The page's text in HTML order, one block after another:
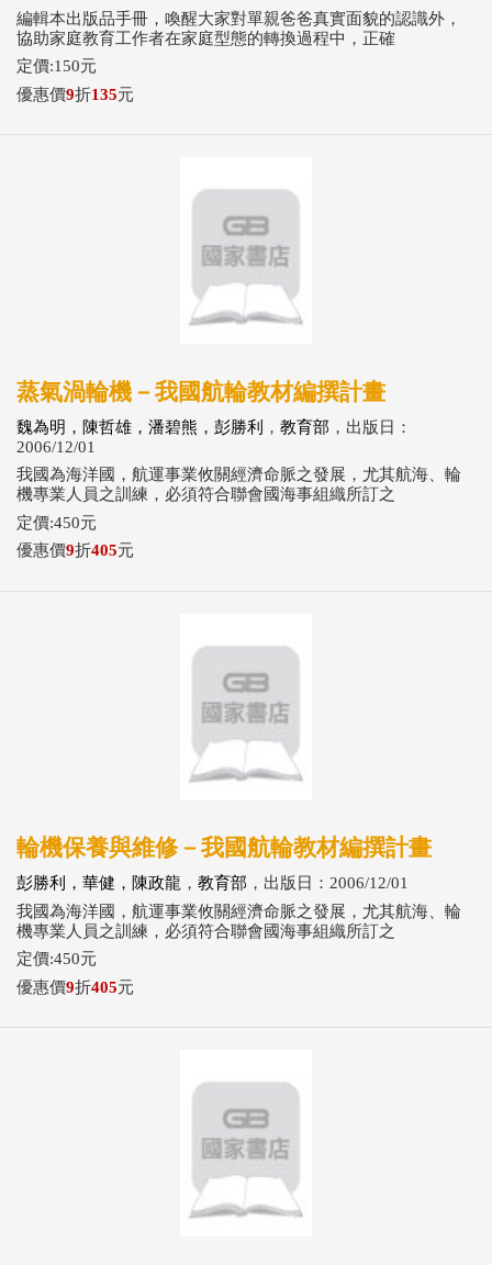
編輯本出版品手冊，喚醒大家對單親爸爸真實面貌的認識外，
協助家庭教育工作者在家庭型態的轉換過程中，正確
定價:150元
優惠價9折135元
蒸氣渦輪機－我國航輪教材編撰計畫
魏為明，陳哲雄，潘碧熊，彭勝利 ， 教育部 ，出版日：
2006/12/01
我國為海洋國，航運事業攸關經濟命脈之發展，尤其航海、輪
機專業人員之訓練，必須符合聯會國海事組織所訂之
定價:450元
優惠價9折405元
輪機保養與維修－我國航輪教材編撰計畫
彭勝利，華健，陳政龍 ， 教育部 ，出版日：2006/12/01
我國為海洋國，航運事業攸關經濟命脈之發展，尤其航海、輪
機專業人員之訓練，必須符合聯會國海事組織所訂之
定價:450元
優惠價9折405元